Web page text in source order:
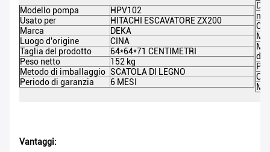
Modello pompa
HPV102
Usato per
HITACHI ESCAVATORE ZX200
Marca
DEKA
Luogo d'origine
CINA
Taglia del prodotto
64*64*71 CENTIMETRI
Peso netto
152 kg
Metodo di imballaggio SCATOLA DI LEGNO
Periodo di garanzia
6 MESI
Vantaggi: